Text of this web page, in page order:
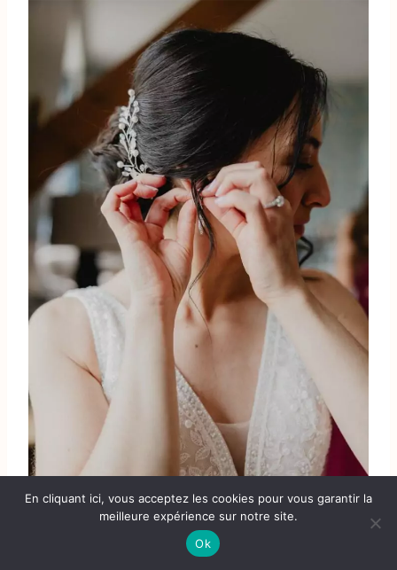
En cliquant ici, vous acceptez les cookies pour vous garantir la
meilleure expérience sur notre site.
Ok